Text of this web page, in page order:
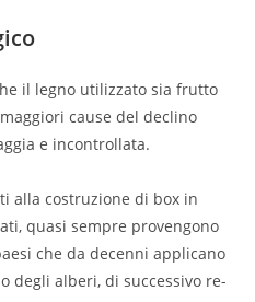
il legno utilizzato sia frutto
cause del declino
e incontrollata.
alla costruzione di box in
quasi sempre provengono
che da decenni applicano
degli alberi, di successivo re-